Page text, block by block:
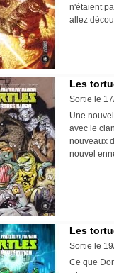
n'étaient
allez
Les
Sortie le
Une
avec le
nouveaux
nouvel
Les
Sortie le
Ce que